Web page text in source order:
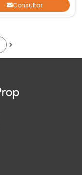
Consultar